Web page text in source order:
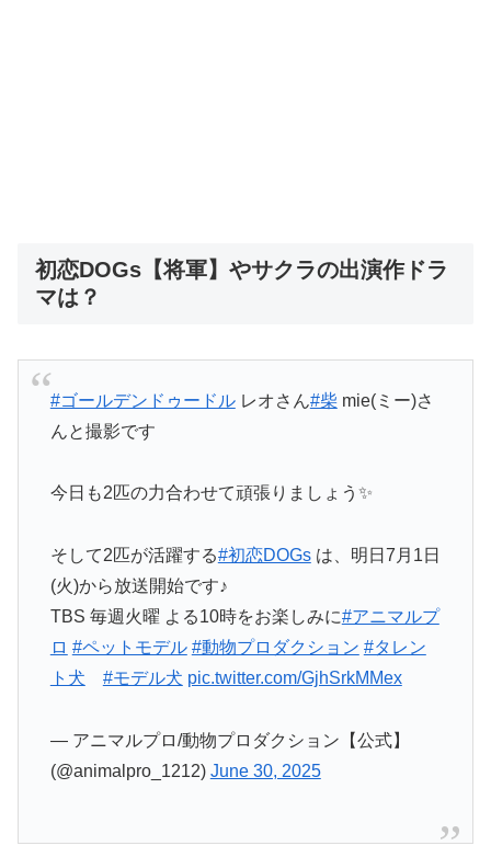
初恋DOGs【将軍】やサクラの出演作ドラ
マは？
#ゴールデンドゥードルレオさん#柴mie(ミー)さ
んと撮影です
今日も2匹の力合わせて頑張りましょう✨
そして2匹が活躍する#初恋DOGsは、明日7月1日
(火)から放送開始です♪
TBS 毎週火曜 よる10時をお楽しみに#アニマルプ
ロ #ペットモデル #動物プロダクション #タレン
ト犬
#モデル犬 pic.twitter.com/GjhSrkMMex
— アニマルプロ/動物プロダクション【公式】
(@animalpro_1212) June 30, 2025